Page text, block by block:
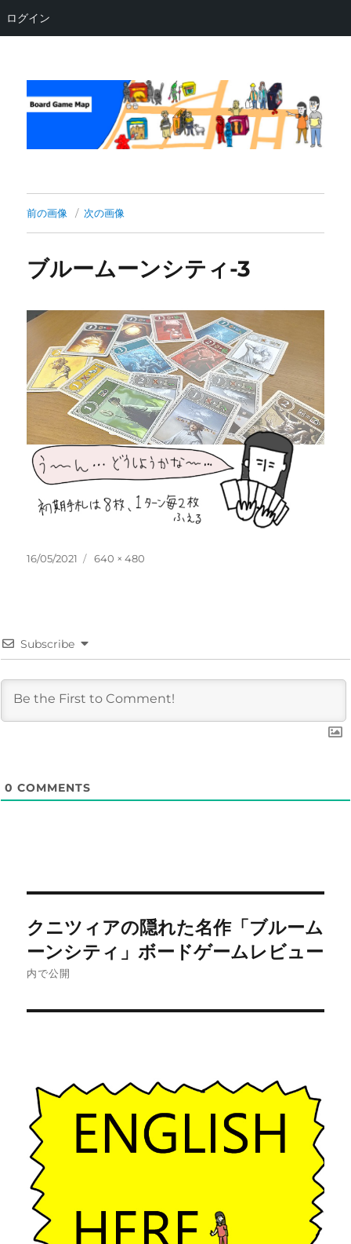
ログイン
Board Game Map
前の画像 次の画像
ブルームーンシティ-3
投
16/05/2021
フ
640 × 480
Subscribe
0 COMMENTS
稿
ナ
ビ
シ
ョ
ン
クニツィアの隠れた名作「ブルーム
ーンシティ」ボードゲームレビュー
内で公開